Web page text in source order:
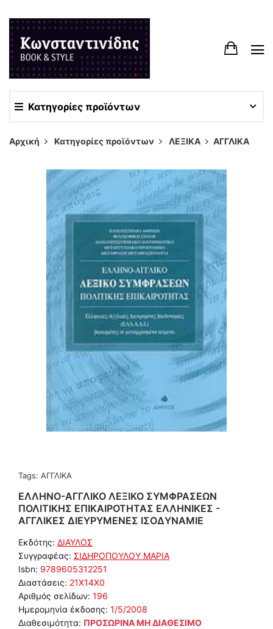
Κατηγορίες προϊόντων
Αρχική Κατηγορίες προϊόντων ΛΕΞΙΚΑ ΑΓΓΛΙΚΑ
Tags: ΑΓΓΛΙΚΑ
ΕΛΛΗΝΟ-ΑΓΓΛΙΚΟ ΛΕΞΙΚΟ ΣΥΜΦΡΑΣΕΩΝ
ΠΟΛΙΤΙΚΗΣ ΕΠΙΚΑΙΡΟΤΗΤΑΣ ΕΛΛΗΝΙΚΕΣ -
ΑΓΓΛΙΚΕΣ ΔΙΕΥΡΥΜΕΝΕΣ ΙΣΟΔΥΝΑΜΙΕ
Εκδότης: ΔΙΑΥΛΟΣ
Συγγραφέας: ΣΙΔΗΡΟΠΟΥΛΟΥ ΜΑΡΙΑ
Isbn: 9789605312251
Διαστάσεις: 21Χ14Χ0
Αριθμός σελίδων: 196
Ημερομηνία έκδοσης: 1/5/2008
Διαθεσιμότητα: ΠΡΟΣΩΡΙΝΑ ΜΗ ΔΙΑΘΕΣΙΜΟ